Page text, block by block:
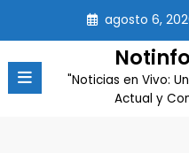
contenido
agosto 6,
"Noticias en Vivo:
Actual y